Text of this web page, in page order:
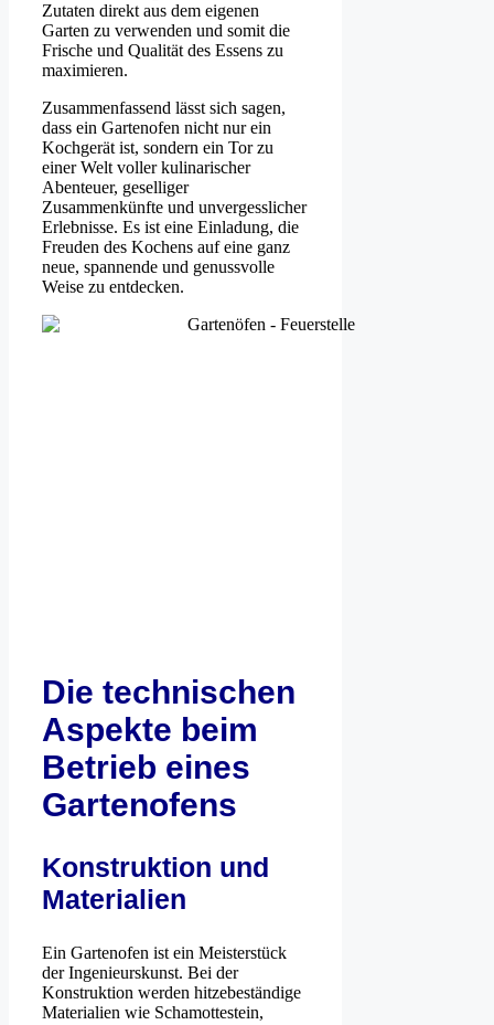
Zutaten direkt aus dem eigenen
Garten zu verwenden und somit die
Frische und Qualität des Essens zu
maximieren.
Zusammenfassend lässt sich sagen,
dass ein Gartenofen nicht nur ein
Kochgerät ist, sondern ein Tor zu
einer Welt voller kulinarischer
Abenteuer, geselliger
Zusammenkünfte und unvergesslicher
Erlebnisse. Es ist eine Einladung, die
Freuden des Kochens auf eine ganz
neue, spannende und genussvolle
Weise zu entdecken.
Die technischen
Aspekte beim
Betrieb eines
Gartenofens
Konstruktion und
Materialien
Ein Gartenofen ist ein Meisterstück
der Ingenieurskunst. Bei der
Konstruktion werden hitzebeständige
Materialien wie Schamottestein,